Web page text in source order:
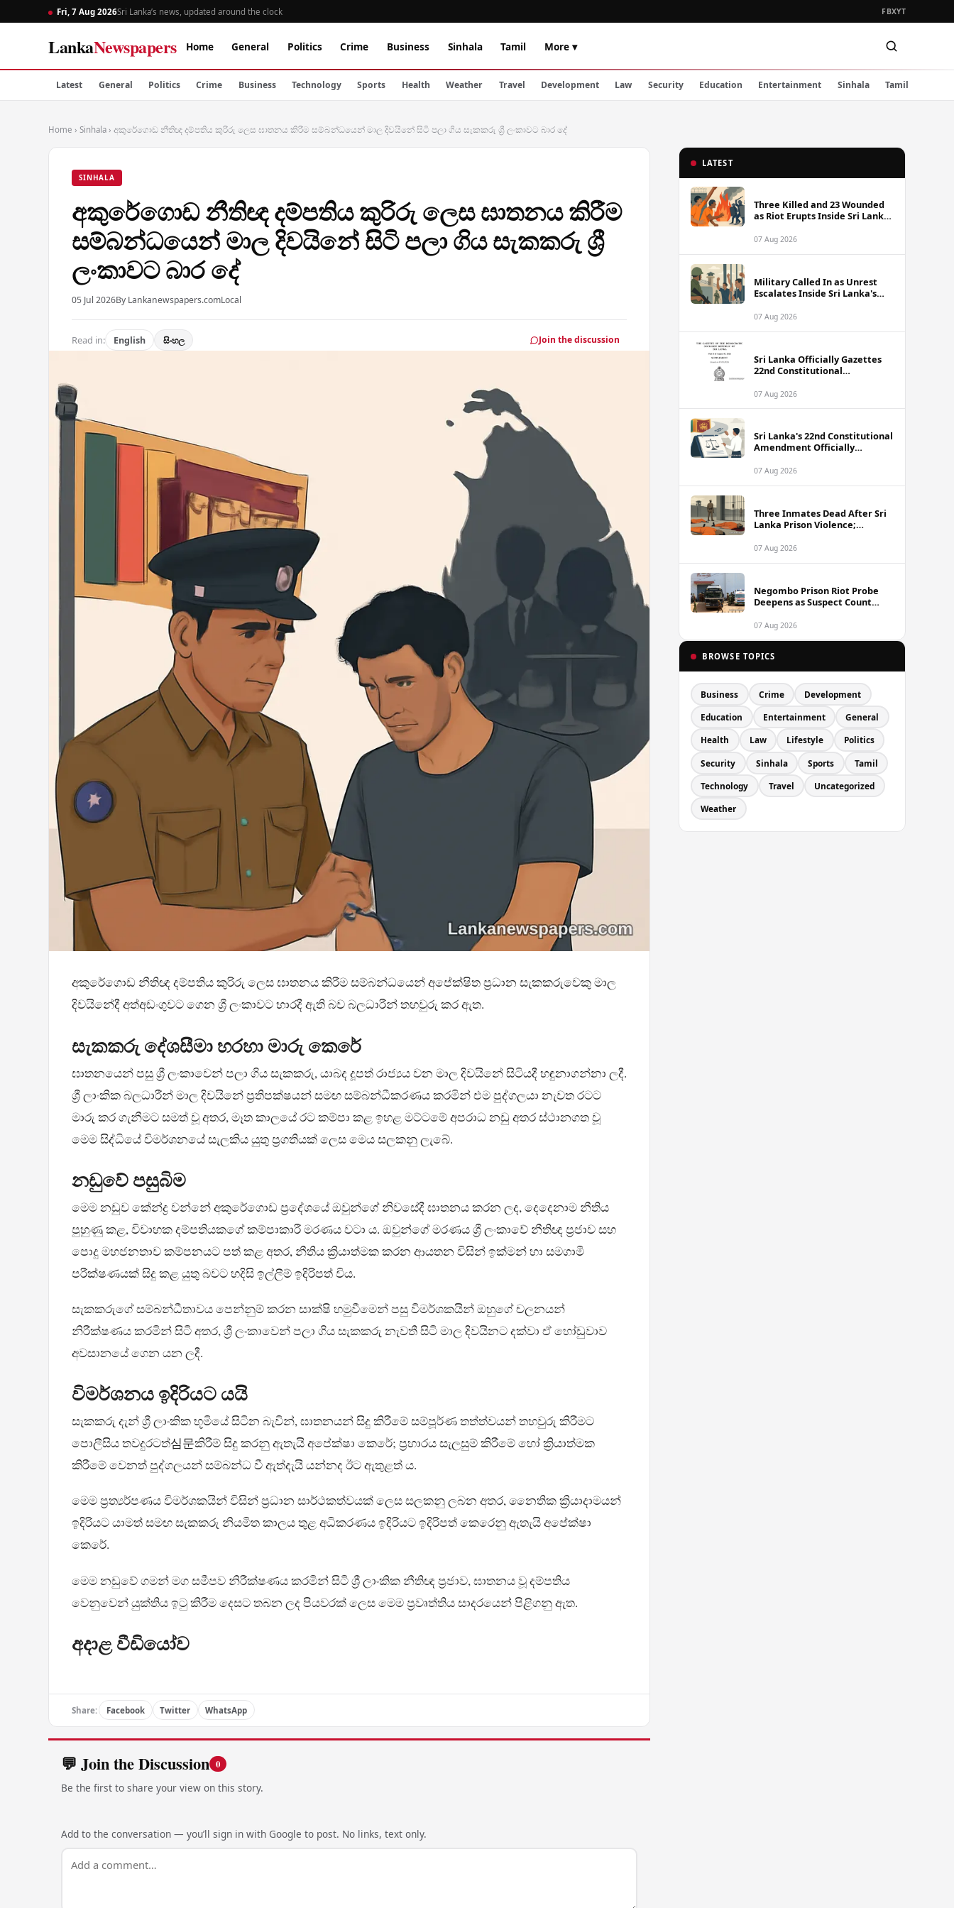
Fri, 7 Aug 2026Sri Lanka’s news, updated around the clock FBXYT
LankaNewspapers Home General Politics Crime Business Sinhala Tamil More ▾
Latest General Politics Crime Business Technology Sports Health Weather Travel Development Law Security Education Entertainment Sinhala Tamil
Home › Sinhala › අකුරේගොඩ නීතිඥ දම්පතිය කුරිරු ලෙස ඝාතනය කිරීම සම්බන්ධයෙන් මාල දිවයිනේ සිටි පලා ගිය සැකකරු ශ්‍රී ලංකාවට බාර දේ
SINHALA
අකුරේගොඩ නීතිඥ දම්පතිය කුරිරු ලෙස ඝාතනය කිරීම
සම්බන්ධයෙන් මාල දිවයිනේ සිටි පලා ගිය සැකකරු ශ්‍රී
ලංකාවට බාර දේ
05 Jul 2026By Lankanewspapers.comLocal
Read in: English සිංහල Join the discussion
අකුරේගොඩ නීතිඥ දම්පතිය කුරිරු ලෙස ඝාතනය කිරීම සම්බන්ධයෙන් අපේක්ෂිත ප්‍රධාන සැකකරුවෙකු මාල
දිවයිනේදී අත්අඩංගුවට ගෙන ශ්‍රී ලංකාවට භාරදී ඇති බව බලධාරීන් තහවුරු කර ඇත.
සැකකරු දේශසීමා හරහා මාරු කෙරේ
ඝාතනයෙන් පසු ශ්‍රී ලංකාවෙන් පලා ගිය සැකකරු, යාබද දූපත් රාජ්‍යය වන මාල දිවයිනේ සිටියදී හඳුනාගන්නා ලදී.
ශ්‍රී ලාංකික බලධාරීන් මාල දිවයිනේ ප්‍රතිපක්ෂයන් සමඟ සම්බන්ධීකරණය කරමින් එම පුද්ගලයා නැවත රටට
මාරු කර ගැනීමට සමත් වූ අතර, මෑත කාලයේ රට කම්පා කළ ඉහළ මට්ටමේ අපරාධ නඩු අතර ස්ථානගත වූ
මෙම සිද්ධියේ විමර්ශනයේ සැලකිය යුතු ප්‍රගතියක් ලෙස මෙය සලකනු ලැබේ.
නඩුවේ පසුබිම
මෙම නඩුව කේන්ද්‍ර වන්නේ අකුරේගොඩ ප්‍රදේශයේ ඔවුන්ගේ නිවසේදී ඝාතනය කරන ලද, දෙදෙනාම නීතිය
පුහුණු කළ, විවාහක දම්පතියකගේ කම්පාකාරී මරණය වටා ය. ඔවුන්ගේ මරණය ශ්‍රී ලංකාවේ නීතිඥ ප්‍රජාව සහ
පොදු මහජනතාව කම්පනයට පත් කළ අතර, නීතිය ක්‍රියාත්මක කරන ආයතන විසින් ඉක්මන් හා සමගාමී
පරීක්ෂණයක් සිදු කළ යුතු බවට හදිසි ඉල්ලීම් ඉදිරිපත් විය.
සැකකරුගේ සම්බන්ධීතාවය පෙන්නුම් කරන සාක්ෂි හමුවීමෙන් පසු විමර්ශකයින් ඔහුගේ චලනයන්
නිරීක්ෂණය කරමින් සිටි අතර, ශ්‍රී ලංකාවෙන් පලා ගිය සැකකරු නැවතී සිටි මාල දිවයිනට දක්වා ඒ හෝඩුවාව
අවසානයේ ගෙන යන ලදී.
විමර්ශනය ඉදිරියට යයි
සැකකරු දැන් ශ්‍රී ලාංකික භූමියේ සිටින බැවින්, ඝාතනයන් සිදු කිරීමේ සම්පූර්ණ තත්ත්වයන් තහවුරු කිරීමට
පොලීසිය තවදුරටත්심문කිරීම් සිදු කරනු ඇතැයි අපේක්ෂා කෙරේ; ප්‍රහාරය සැලසුම් කිරීමේ හෝ ක්‍රියාත්මක
කිරීමේ වෙනත් පුද්ගලයන් සම්බන්ධ වී ඇත්දැයි යන්නද ඊට ඇතුළත් ය.
මෙම ප්‍රත්‍යර්පණය විමර්ශකයින් විසින් ප්‍රධාන සාර්ථකත්වයක් ලෙස සලකනු ලබන අතර, නෛතික ක්‍රියාදාමයන්
ඉදිරියට යාමත් සමඟ සැකකරු නියමිත කාලය තුළ අධිකරණය ඉදිරියට ඉදිරිපත් කෙරෙනු ඇතැයි අපේක්ෂා
කෙරේ.
මෙම නඩුවේ ගමන් මග සමීපව නිරීක්ෂණය කරමින් සිටි ශ්‍රී ලාංකික නීතිඥ ප්‍රජාව, ඝාතනය වූ දම්පතිය
වෙනුවෙන් යුක්තිය ඉටු කිරීම දෙසට තබන ලද පියවරක් ලෙස මෙම ප්‍රවෘත්තිය සාදරයෙන් පිළිගනු ඇත.
අදාළ වීඩියෝව
Share: Facebook Twitter WhatsApp
💬 Join the Discussion 0
Be the first to share your view on this story.
Add to the conversation — you’ll sign in with Google to post. No links, text only.
LATEST
Three Killed and 23 Wounded
as Riot Erupts Inside Sri Lanka
07 Aug 2026
Military Called In as Unrest
Escalates Inside Sri Lanka's
07 Aug 2026
Sri Lanka Officially Gazettes
22nd Constitutional
07 Aug 2026
Sri Lanka's 22nd Constitutional
Amendment Officially
07 Aug 2026
Three Inmates Dead After Sri
Lanka Prison Violence;
Coordinated Plot
07 Aug 2026
Negombo Prison Riot Probe
Deepens as Suspect Count
07 Aug 2026
BROWSE TOPICS
Business Crime Development
Education Entertainment General
Health Law Lifestyle Politics
Security Sinhala Sports Tamil
Technology Travel Uncategorized
Weather